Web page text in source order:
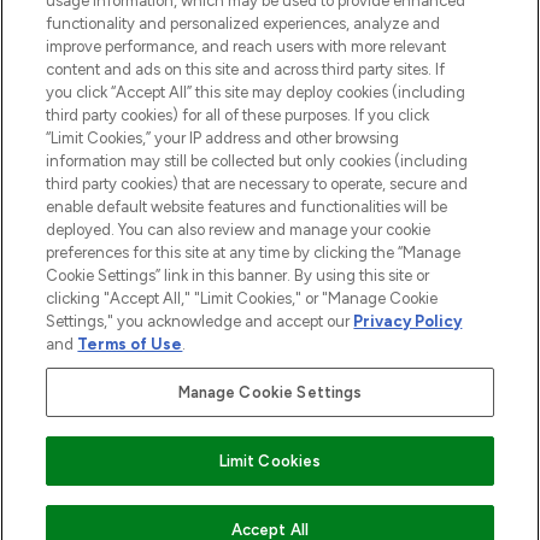
AJOUTER AU PANIER
Do Not Sell or Share My Personal
Information
AIDE ET INFORMATIONS
INFORMATIONS GÉNÉRALES
À PROPOS DE LOOKFANTASTIC
2026 THG Beauty Europe GmbH Maximilianstrasse 54 80538 Munich
Payer en toute sécurité avec
functionality and personalized experiences, analyze and
improve performance, and reach users with more relevant
content and ads on this site and across third party sites. If
you click “Accept All” this site may deploy cookies (including
third party cookies) for all of these purposes. If you click
“Limit Cookies,” your IP address and other browsing
information may still be collected but only cookies (including
third party cookies) that are necessary to operate, secure and
enable default website features and functionalities will be
deployed. You can also review and manage your cookie
preferences for this site at any time by clicking the “Manage
Cookie Settings” link in this banner. By using this site or
clicking "Accept All," "Limit Cookies," or "Manage Cookie
Settings," you acknowledge and accept our Privacy Policy
and Terms of Use.
Manage Cookie Settings
Limit Cookies
Accept All